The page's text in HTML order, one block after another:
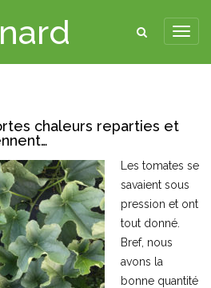
chaleurs reparties et
Les tomates se
savaient sous
pression et ont
tout donné.
Bref, nous
avons la
bonne quantité